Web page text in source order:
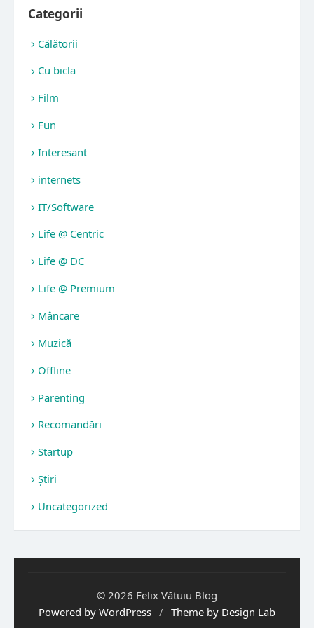
Categorii
Călătorii
Cu bicla
Film
Fun
Interesant
internets
IT/Software
Life @ Centric
Life @ DC
Life @ Premium
Mâncare
Muzică
Offline
Parenting
Recomandări
Startup
Știri
Uncategorized
© 2026 Felix Vătuiu Blog
Powered by WordPress / Theme by Design Lab